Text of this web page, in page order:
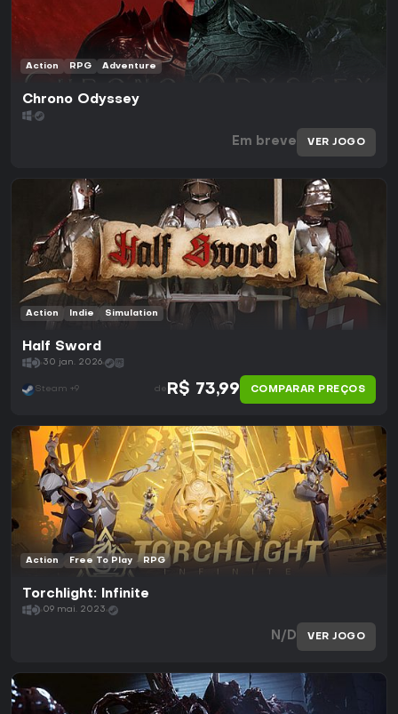
Action RPG Adventure
Chrono Odyssey
Em breve VER JOGO
Action Indie Simulation
Half Sword
30 jan. 2026
Steam +9 de R$ 73,99 COMPARAR PREÇOS
Action Free To Play RPG
Torchlight: Infinite
09 mai. 2023
N/D VER JOGO